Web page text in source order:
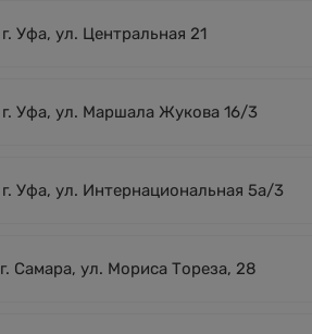
г. Уфа, ул. Центральная 21
г. Уфа, ул. Маршала Жукова 16/3
г. Уфа, ул. Интернациональная 5а/3
г. Самара, ул. Мориса Тореза, 28